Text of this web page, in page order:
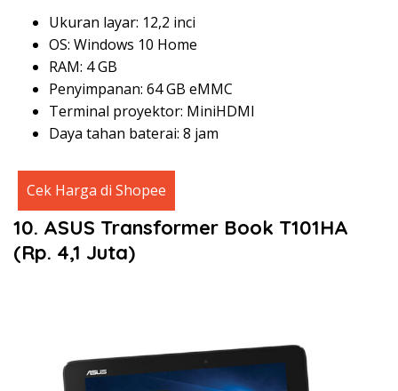
Ukuran layar: 12,2 inci
OS: Windows 10 Home
RAM: 4 GB
Penyimpanan: 64 GB eMMC
Terminal proyektor: MiniHDMI
Daya tahan baterai: 8 jam
Cek Harga di Shopee
10. ASUS Transformer Book T101HA
(Rp. 4,1 Juta)